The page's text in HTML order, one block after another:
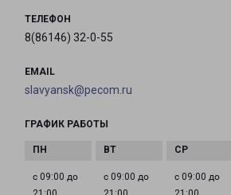
ТЕЛЕФОН
8(86146) 32-0-55
EMAIL
slavyansk@pecom.ru
ГРАФИК РАБОТЫ
с 09:00 до
с 09:00 до
с 09:00 до